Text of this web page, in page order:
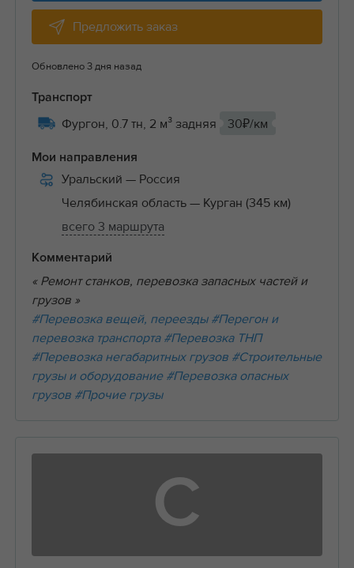
Предложить заказ
Обновлено 3 дня назад
Транспорт
Фургон, 0.7 тн, 2 м³ задняя 30₽/км
Мои направления
Уральский — Россия
Челябинская область — Курган (345 км)
всего 3 маршрута
Комментарий
« Ремонт станков, перевозка запасных частей и
грузов »
#Перевозка вещей, переезды #Перегон и
перевозка транспорта #Перевозка ТНП
#Перевозка негабаритных грузов #Строительные
грузы и оборудование #Перевозка опасных
грузов #Прочие грузы
С